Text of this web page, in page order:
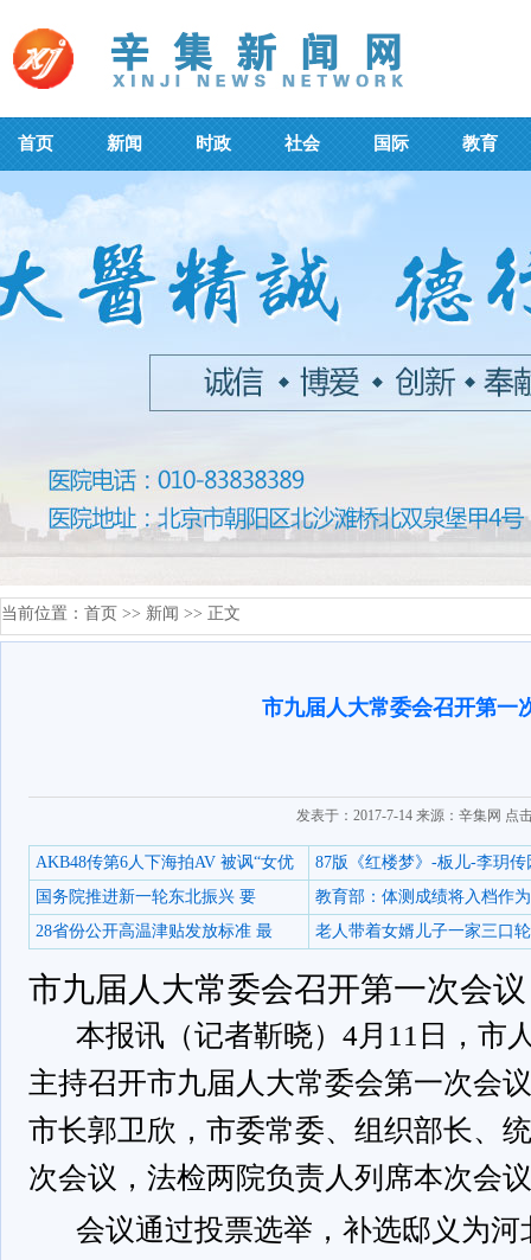
首页 新闻 时政 社会 国际 教育
当前位置： 首页 >> 新闻 >> 正文
市九届人大常委会召开第一
发表于：2017-7-14 来源：辛集网 点
AKB48传第6人下海拍AV 被讽“女优
87版《红楼梦》-板儿-李玥传
国务院推进新一轮东北振兴 要
教育部：体测成绩将入档作
28省份公开高温津贴发放标准 最
老人带着女婿儿子一家三口
市九届人大常委会召开第一次会议
本报讯（记者靳晓）4月11日，市
主持召开市九届人大常委会第一次会
市长郭卫欣，市委常委、组织部长、
次会议，法检两院负责人列席本次会
会议通过投票选举，补选邸义为